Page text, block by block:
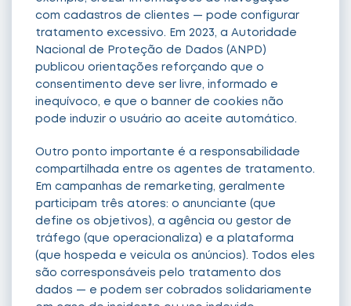
com cadastros de clientes — pode configurar
tratamento excessivo. Em 2023, a Autoridade
Nacional de Proteção de Dados (ANPD)
publicou orientações reforçando que o
consentimento deve ser livre, informado e
inequívoco, e que o banner de cookies não
pode induzir o usuário ao aceite automático.
Outro ponto importante é a responsabilidade
compartilhada entre os agentes de tratamento.
Em campanhas de remarketing, geralmente
participam três atores: o anunciante (que
define os objetivos), a agência ou gestor de
tráfego (que operacionaliza) e a plataforma
(que hospeda e veicula os anúncios). Todos eles
são corresponsáveis pelo tratamento dos
dados — e podem ser cobrados solidariamente